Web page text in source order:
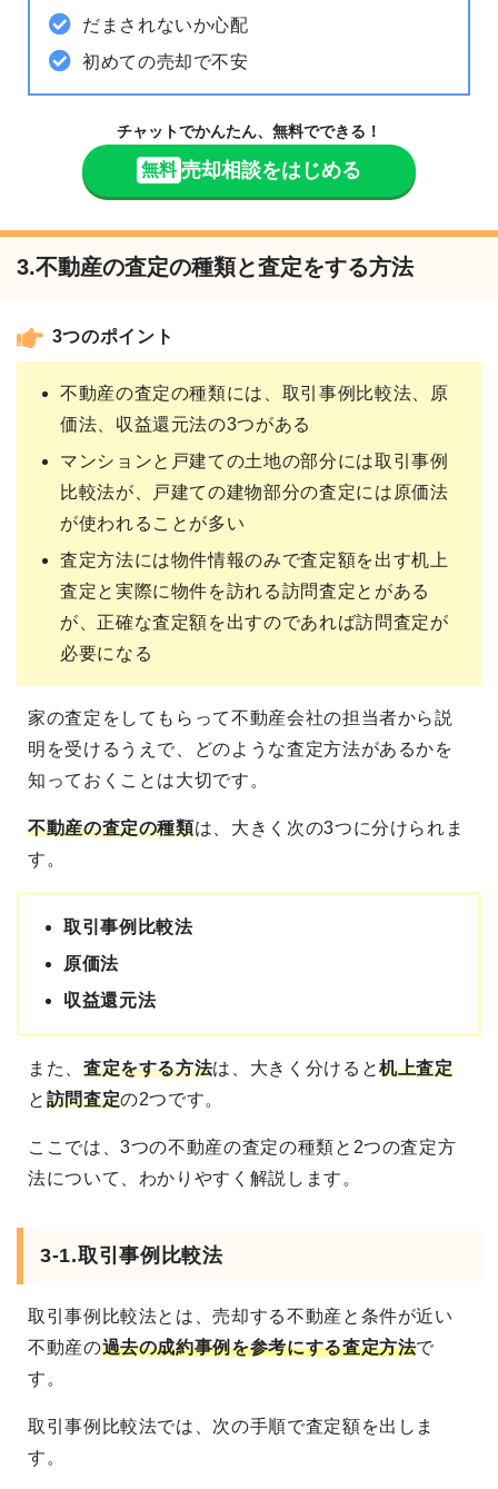
だまされないか心配
初めての売却で不安
チャットでかんたん、無料でできる！
無料 売却相談をはじめる
3.不動産の査定の種類と査定をする方法
3つのポイント
不動産の査定の種類には、取引事例比較法、原
価法、収益還元法の3つがある
マンションと戸建ての土地の部分には取引事例
比較法が、戸建ての建物部分の査定には原価法
が使われることが多い
査定方法には物件情報のみで査定額を出す机上
査定と実際に物件を訪れる訪問査定とがある
が、正確な査定額を出すのであれば訪問査定が
必要になる
家の査定をしてもらって不動産会社の担当者から説
明を受けるうえで、どのような査定方法があるかを
知っておくことは大切です。
不動産の査定の種類は、大きく次の3つに分けられま
す。
取引事例比較法
原価法
収益還元法
また、 査定をする方法は、大きく分けると机上査定
と 訪問査定の2つです。
ここでは、3つの不動産の査定の種類と2つの査定方
法について、わかりやすく解説します。
3-1.取引事例比較法
取引事例比較法とは、売却する不動産と条件が近い
不動産の過去の成約事例を参考にする査定方法で
す。
取引事例比較法では、次の手順で査定額を出しま
す。